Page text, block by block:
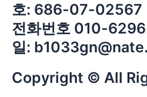
호: 686-07-02567
전화번호 010-
일:
Copyright © All